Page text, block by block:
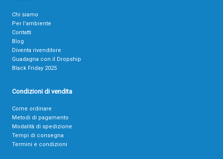
Chi siamo
Per l’ambiente
Contatti
Blog
Diventa rivenditore
Guadagna con il Dropship
Black Friday 2025
Condizioni di vendita
Come ordinare
Metodi di pagamento
Modalità di spedizione
Tempi di consegna
Termini e condizioni